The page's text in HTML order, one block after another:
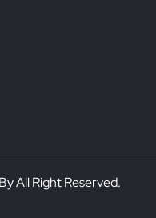
All Right Reserved.